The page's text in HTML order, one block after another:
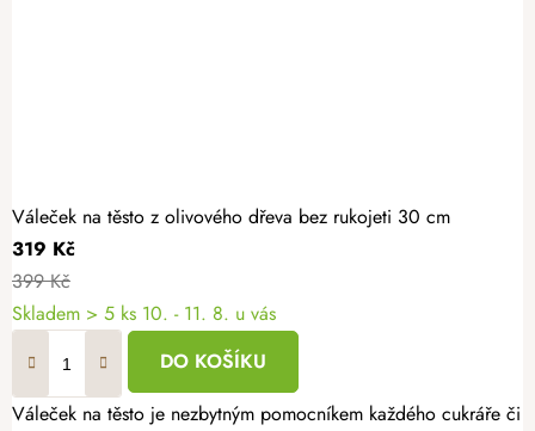
Váleček na těsto z olivového dřeva bez rukojeti 30 cm
319 Kč
399 Kč
Skladem > 5 ks 10. - 11. 8. u vás
DO KOŠÍKU
Váleček na těsto je nezbytným pomocníkem každého cukráře